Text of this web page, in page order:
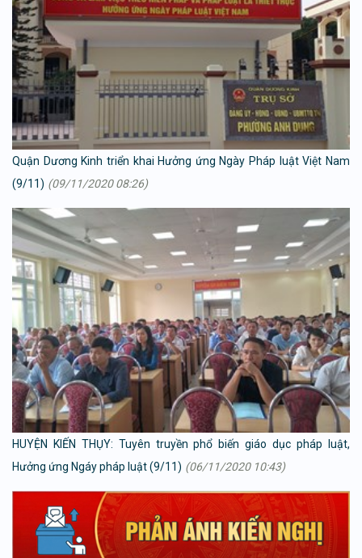
Quận Dương Kinh triển khai Hưởng ứng Ngày Pháp luật Việt Nam
(9/11) (09/11/2020 08:26)
HUYỆN KIẾN THỤY: Tuyên truyền phổ biến giáo dục pháp luật,
Hưởng ứng Ngáy pháp luật (9/11) (06/11/2020 10:43)